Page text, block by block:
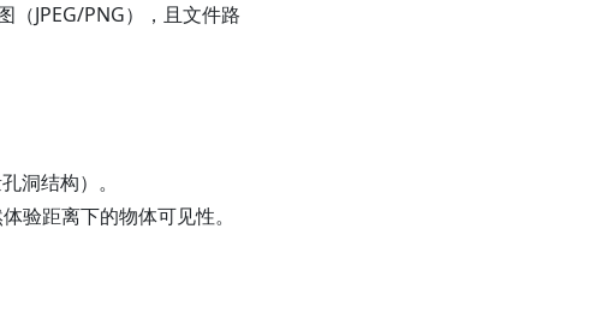
（JPEG/PNG），且文件路
洞结构）。
验距离下的物体可见性。